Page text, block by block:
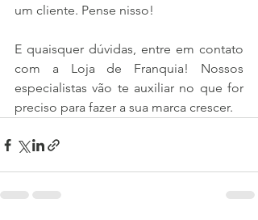
um cliente. Pense nisso!
E quaisquer dúvidas, entre em contato
com a Loja de Franquia! Nossos
especialistas vão te auxiliar no que for
preciso para fazer a sua marca crescer.